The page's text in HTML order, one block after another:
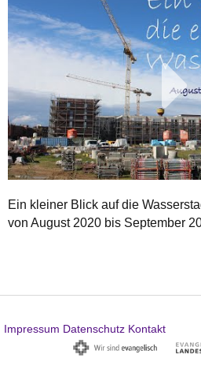
Ein kleiner Blick auf die
von August 2020 bis September
Impressum Datenschutz Kontakt